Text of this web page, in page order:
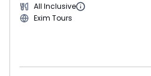
All Inclusive
Exim Tours